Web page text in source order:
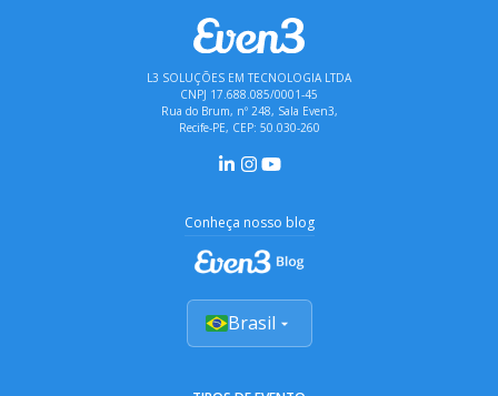
L3 SOLUÇÕES EM TECNOLOGIA LTDA
CNPJ 17.688.085/0001-45
Rua do Brum, nº 248, Sala Even3,
Recife-PE, CEP: 50.030-260
Conheça nosso blog
Brasil